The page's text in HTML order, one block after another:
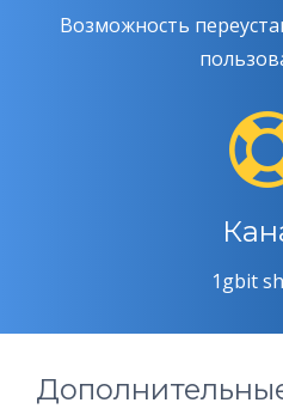
Возможность
1gbit